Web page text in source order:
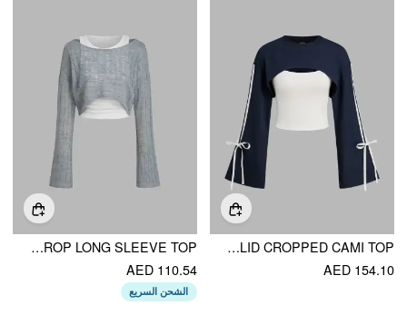
SIDE STRIPED BOWKNOT SWEATSHIRT & SOLID CROPPED CAMI TOP
AED 154.10
ROUND NECKLINE RUCHED TANK TOP & CROP LONG SLEEVE TOP
AED 110.54
الشحن السريع